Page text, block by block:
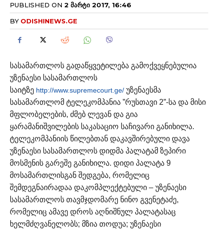
PUBLISHED ON 2 ᲛᲐᲠᲢᲘ 2017, 16:46
BY ODISHINEWS.GE
სასამართლოს გადაწყვეტილება გამოქვეყნებულია
უზენაესი სასამართლოს
საიტზე http://www.supremecourt.ge/ უზენაესმა
სასამართლომ ტელეკომპანია ”რუსთავი 2”-სა და მისი
მფლობელების, ძმებ ლევან და გია
ყარამანიშვილების საკასაციო საჩივარი განიხილა.
ტელეკომპანიის წილებთან დაკავშირებული დავა
უზენაესი სასამართლოს დიდმა პალატამ ზეპირი
მოსმენის გარეშე განიხილა. დიდი პალატა 9
მოსამართლისგან შედგება, რომელიც
შემდეგნაირადაა დაკომპლექტებული – უზენაესი
სასამართლოს თავმჯდომარე ნინო გვენეტაძე,
რომელიც ამავე დროს აღნიშნულ პალატასაც
ხელმძღვანელობს; მზია თოდუა; უზენაესი